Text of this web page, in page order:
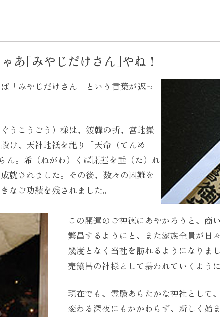
あ｢みやじだけさん｣やね！
「みやじだけさん」という言葉が返っ
うこうごう）様は、渡韓の折、宮地嶽
け、天神地祇を祀り「天命（てんめ
ん。希（ねがわ）くば開運を垂（た）れ
就されました。その後、数々の困難を
なご功績を残されました。
この開運のご神徳にあやかろうと、商
繁昌するようにと、また家族全員が日
幾度となく当社を訪れるようになりま
売繁昌の神様として慕われていくよう
現在でも、霊験あらたかな神社として
変わる深夜にもかかわらず、新しく始